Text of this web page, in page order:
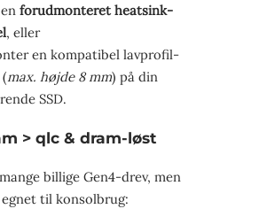
forudmonteret heatsink-
, eller
en kompatibel lavprofil-
max. højde 8 mm) på din
SSD.
> qlc & dram-løst
billige Gen4-drev, men
til konsolbrug: